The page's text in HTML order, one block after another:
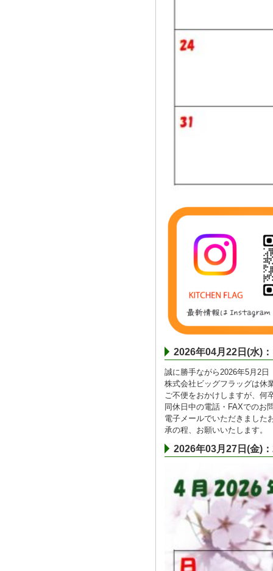
2026年04月22日(水)
誠に勝手ながら2026年5月2
株式会社ビッグフラッグは休
ご不便をおかけしますが、何
同休日中の電話・FAXでのお
電子メールでいただきました
承の程、お願いいたします。
2026年03月27日(金)